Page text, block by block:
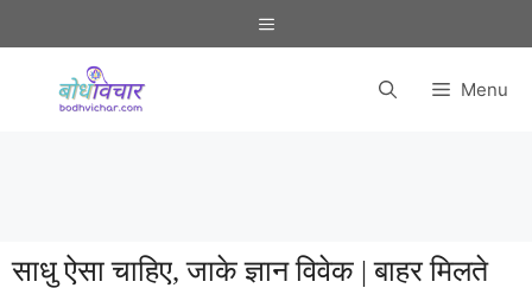
to
Menu
Menu
साधु ऐसा चाहिए, जाके ज्ञान विवेक | बाहर मिलते